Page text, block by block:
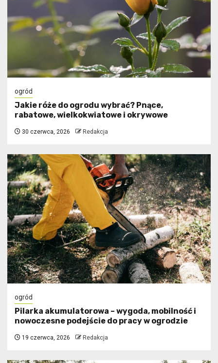
ogród
Jakie róże do ogrodu wybrać? Pnące,
rabatowe, wielkokwiatowe i okrywowe
30 czerwca, 2026 Redakcja
ogród
Pilarka akumulatorowa – wygoda, mobilność i
nowoczesne podejście do pracy w ogrodzie
19 czerwca, 2026 Redakcja